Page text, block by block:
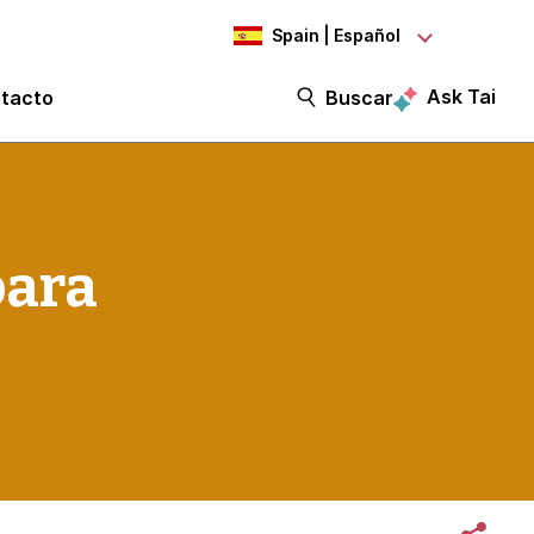
Spain | Español
Buscar Ask Tai